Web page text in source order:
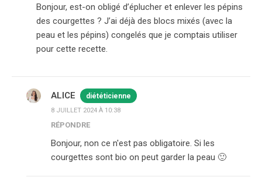
Bonjour, est-on obligé d’éplucher et enlever les pépins
des courgettes ? J’ai déjà des blocs mixés (avec la
peau et les pépins) congelés que je comptais utiliser
pour cette recette.
ALICE diététicienne
8 JUILLET 2024 À 10:38
RÉPONDRE
Bonjour, non ce n'est pas obligatoire. Si les
courgettes sont bio on peut garder la peau 🙂